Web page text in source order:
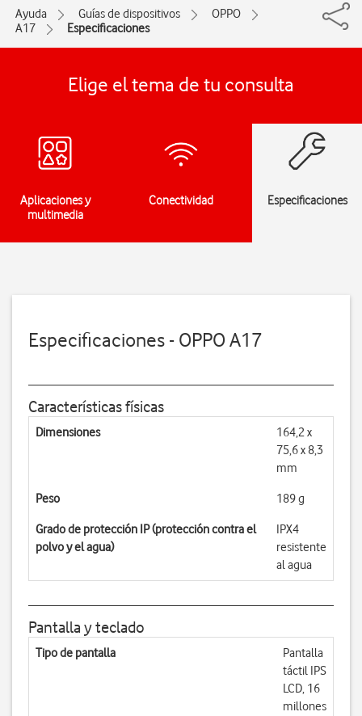
Ayuda Guías de dispositivos
OPPO
A17
Especificaciones
Elige el tema de tu consulta
Aplicaciones y
multimedia
Conectividad Especificaciones
Especificaciones - OPPO A17
Características físicas
Dimensiones
164,2 x
75,6 x 8,3
mm
Peso 189 g
Grado de protección IP (protección contra el
polvo y el agua)
IPX4
resistente
al agua
Pantalla y teclado
Tipo de pantalla
Pantalla
táctil IPS
LCD, 16
millones